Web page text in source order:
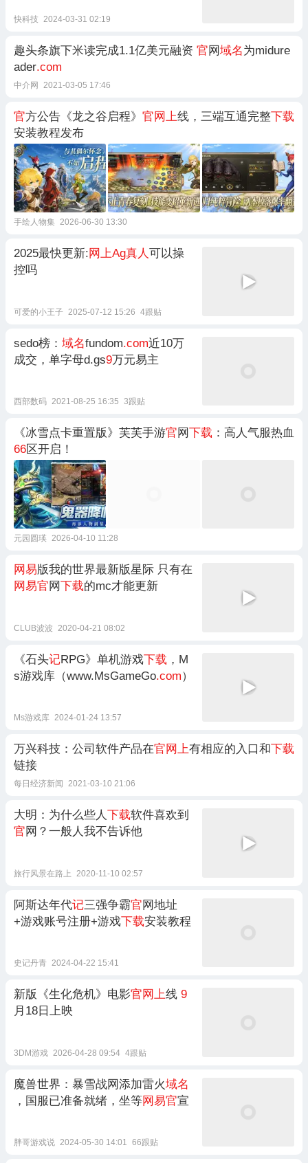
快科技 2024-03-31 02:19
趣头条旗下米读完成1.1亿美元融资 官网域名为midure
ader.com
中介网 2021-03-05 17:46
官方公告《龙之谷启程》 官网上线，三端互通完整下载
安装教程发布
手绘人物集 2026-06-30 13:30
2025最快更新:网上Ag真人可以操
控吗
可爱的小王子 2025-07-12 15:26 4跟贴
sedo榜： 域名fundom.com近10万
成交，单字母d.gs9万元易主
西部数码 2021-08-25 16:35 3跟贴
《冰雪点卡重置版》芙芙手游官网下载 ：高人气服热血
66区开启！
元园圆瑛 2026-04-10 11:28
网易版我的世界最新版星际 只有在
网易官网下载的mc才能更新
CLUB波波 2020-04-21 08:02
《石头记RPG》单机游戏下载 ，M
s游戏库（www.MsGameGo.com）
Ms游戏库 2024-01-24 13:57
万兴科技：公司软件产品在官网上有相应的入口和下载
链接
每日经济新闻 2021-03-10 21:06
大明：为什么些人下载软件喜欢到
官网？一般人我不告诉他
旅行风景在路上 2020-11-10 02:57
阿斯达年代记三强争霸官网地址
+游戏账号注册+游戏下载安装教程
史记丹青 2024-04-22 15:41
新版《生化危机》电影官网上线 9
月18日上映
3DM游戏 2026-04-28 09:54 4跟贴
魔兽世界：暴雪战网添加雷火域名
，国服已准备就绪，坐等网易官宣
胖哥游戏说 2024-05-30 14:01 66跟贴